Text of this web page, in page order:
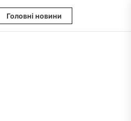
Головні новини